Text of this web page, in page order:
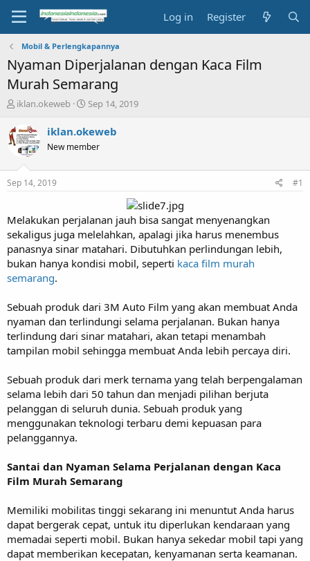
Log in Register
Mobil & Perlengkapannya
Nyaman Diperjalanan dengan Kaca Film
Murah Semarang
T
r
e
a
t
t
e
r
iklan.okeweb
S
a
r
t
Sep 14, 2019
iklan.okeweb
New member
Sep 14, 2019 #1
Melakukan perjalanan jauh bisa sangat menyenangkan
sekaligus juga melelahkan, apalagi jika harus menembus
panasnya sinar matahari. Dibutuhkan perlindungan lebih,
bukan hanya kondisi mobil, seperti kaca film murah
semarang.
Sebuah produk dari 3M Auto Film yang akan membuat Anda
nyaman dan terlindungi selama perjalanan. Bukan hanya
terlindung dari sinar matahari, akan tetapi menambah
tampilan mobil sehingga membuat Anda lebih percaya diri.
Sebuah produk dari merk ternama yang telah berpengalaman
selama lebih dari 50 tahun dan menjadi pilihan berjuta
pelanggan di seluruh dunia. Sebuah produk yang
menggunakan teknologi terbaru demi kepuasan para
pelanggannya.
Santai dan Nyaman Selama Perjalanan dengan Kaca
Film Murah Semarang
Memiliki mobilitas tinggi sekarang ini menuntut Anda harus
dapat bergerak cepat, untuk itu diperlukan kendaraan yang
memadai seperti mobil. Bukan hanya sekedar mobil tapi yang
dapat memberikan kecepatan, kenyamanan serta keamanan.